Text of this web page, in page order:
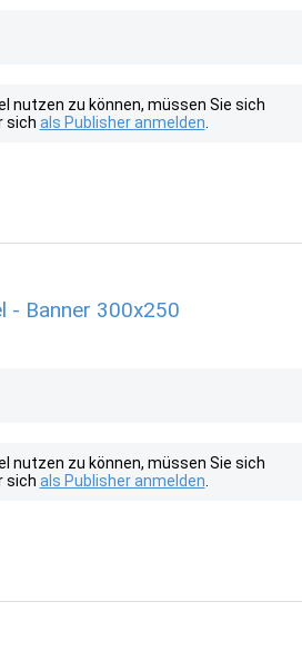
nutzen zu können, müssen Sie sich
sich als Publisher anmelden
- Banner 300x250
nutzen zu können, müssen Sie sich
sich als Publisher anmelden